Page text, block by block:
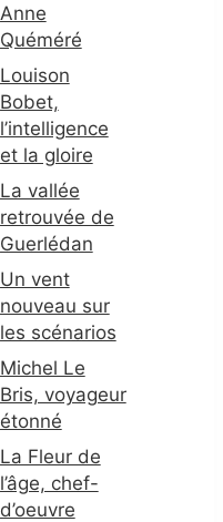
Anne
Quéméré
Louison
Bobet,
l’intelligence
et la gloire
La vallée
retrouvée de
Guerlédan
Un vent
nouveau sur
les scénarios
Michel Le
Bris, voyageur
étonné
La Fleur de
l’âge, chef-
d’oeuvre